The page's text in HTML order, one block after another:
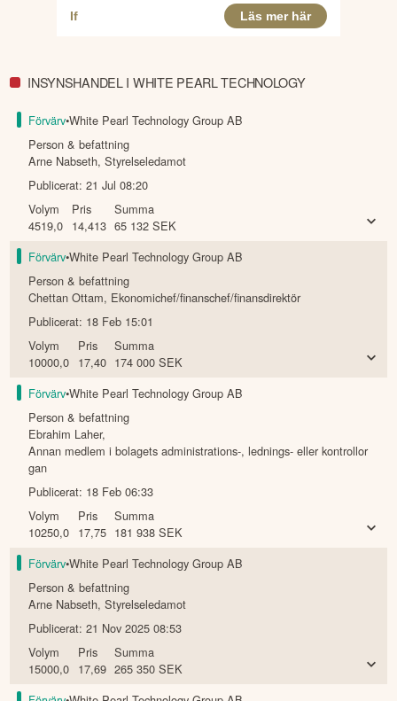
INSYNSHANDEL I WHITE PEARL TECHNOLOGY
Förvärv•White Pearl Technology Group AB
Person & befattning
Arne Nabseth,Styrelseledamot
Publicerat:21 Jul 08:20
Volym
4519,0
Pris
14,413
Summa
65 132 SEK
Förvärv•White Pearl Technology Group AB
Person & befattning
Chettan Ottam, Ekonomichef/finanschef/finansdirektör
Publicerat: 18 Feb 15:01
Volym
10000,0
Pris
17,40
Summa
174 000 SEK
Förvärv•White Pearl Technology Group AB
Person & befattning
Ebrahim Laher,
Annan medlem i bolagets administrations-, lednings- eller kontrollor
gan
Publicerat: 18 Feb 06:33
Volym
10250,0
Pris
17,75
Summa
181 938 SEK
Förvärv•White Pearl Technology Group AB
Person & befattning
Arne Nabseth,Styrelseledamot
Publicerat:21 Nov 2025 08:53
Volym
15000,0
Pris
17,69
Summa
265 350 SEK